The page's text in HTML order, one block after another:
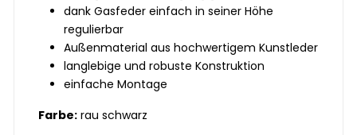
dank Gasfeder einfach in seiner Höhe
regulierbar
Außenmaterial aus hochwertigem Kunstleder
langlebige und robuste Konstruktion
einfache Montage
Farbe: rau schwarz